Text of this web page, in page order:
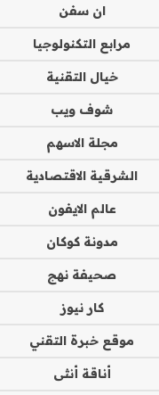
ان سفن
مرابع التكنولوجيا
خيال التقنية
شوف ويب
مجلة الاسهم
الشرقية الاقتصادية
عالم الايفون
مدونة كوكان
صحيفة نهج
كار نيوز
موقع خبرة التقني
أناقة أنثى